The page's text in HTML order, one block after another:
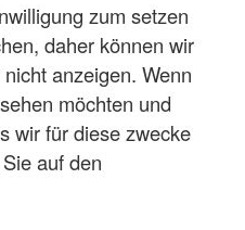
zum setzen
daher können wir
anzeigen. Wenn
möchten und
wir für diese zwecke
auf den